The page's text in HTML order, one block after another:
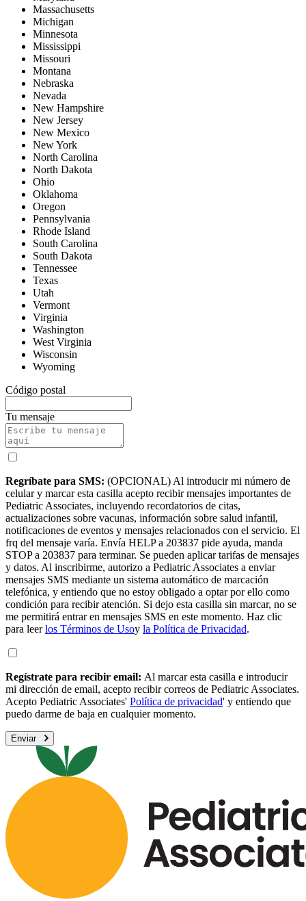
Massachusetts
Michigan
Minnesota
Mississippi
Missouri
Montana
Nebraska
Nevada
New Hampshire
New Jersey
New Mexico
New York
North Carolina
North Dakota
Ohio
Oklahoma
Oregon
Pennsylvania
Rhode Island
South Carolina
South Dakota
Tennessee
Texas
Utah
Vermont
Virginia
Washington
West Virginia
Wisconsin
Wyoming
Código postal
Tu mensaje
Regríbate para SMS: (OPCIONAL) Al introducir mi número de
celular y marcar esta casilla acepto recibir mensajes importantes de
Pediatric Associates, incluyendo recordatorios de citas,
actualizaciones sobre vacunas, información sobre salud infantil,
notificaciones de eventos y mensajes relacionados con el servicio. El
frq del mensaje varía. Envía HELP a 203837 pide ayuda, manda
STOP a 203837 para terminar. Se pueden aplicar tarifas de mensajes
y datos. Al inscribirme, autorizo a Pediatric Associates a enviar
mensajes SMS mediante un sistema automático de marcación
telefónica, y entiendo que no estoy obligado a optar por ello como
condición para recibir atención. Si dejo esta casilla sin marcar, no se
me permitirá entrar en mensajes SMS en este momento. Haz clic
para leerlos Términos de Usoy la Política de Privacidad.
Regístrate para recibir email: Al marcar esta casilla e introducir
mi dirección de email, acepto recibir correos de Pediatric Associates.
Acepto Pediatric Associates' Política de privacidad' y entiendo que
puedo darme de baja en cualquier momento.
Enviar